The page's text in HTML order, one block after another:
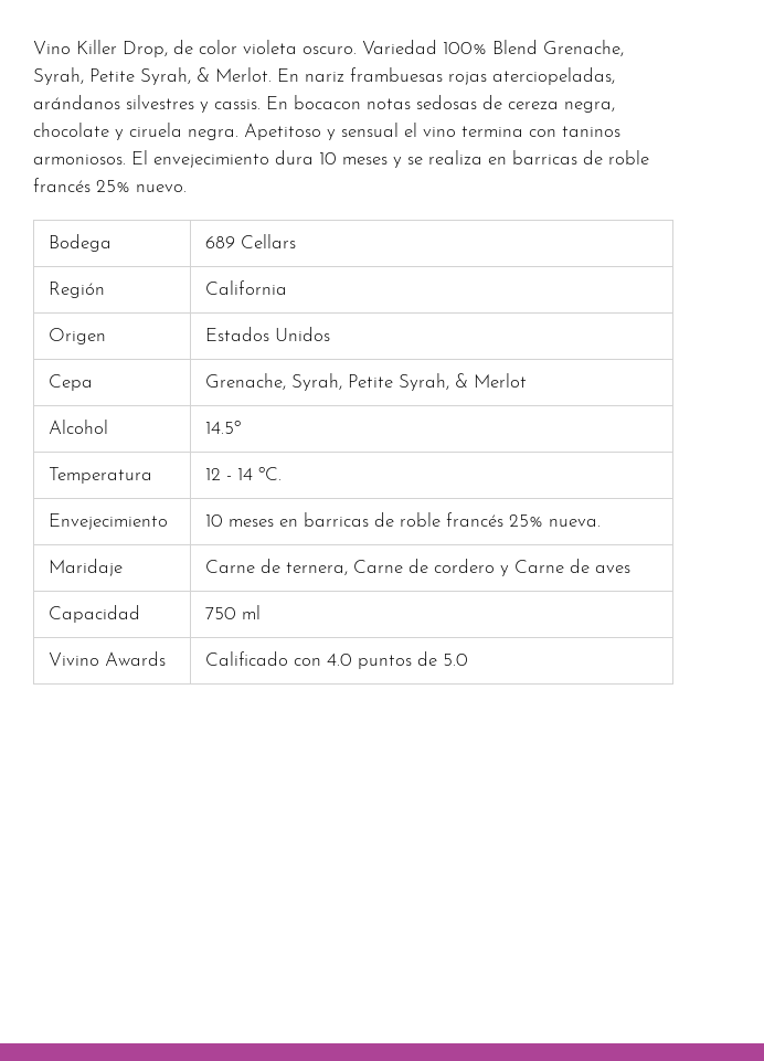
Vino Killer Drop, de color violeta oscuro. Variedad 100% Blend Grenache,
Syrah, Petite Syrah, & Merlot. En nariz frambuesas rojas aterciopeladas,
arándanos silvestres y cassis. En bocacon notas sedosas de cereza negra,
chocolate y ciruela negra. Apetitoso y sensual el vino termina con taninos
armoniosos. El envejecimiento dura 10 meses y se realiza en barricas de roble
francés 25% nuevo.
Bodega 689 Cellars
Región California
Origen Estados Unidos
Cepa Grenache, Syrah, Petite Syrah, & Merlot
Alcohol 14.5º
Temperatura 12 - 14 ºC.
Envejecimiento 10 meses en barricas de roble francés 25% nueva.
Maridaje Carne de ternera, Carne de cordero y Carne de aves
Capacidad 750 ml
Vivino Awards Calificado con 4.0 puntos de 5.0